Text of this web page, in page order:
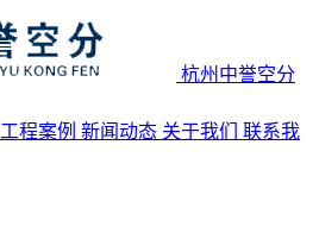
杭州中誉空分
工程案例 新闻动态 关于我们 联系我